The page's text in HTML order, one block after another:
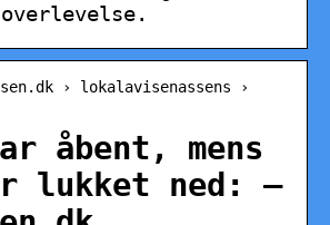
› lokalavisenassens ›
åbent, mens
lukket ned: –